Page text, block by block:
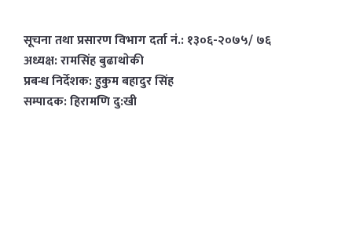
सूचना तथा प्रसारण विभाग दर्ता नं.: १३०६-२०७५/ ७६
अध्यक्ष: रामसिंह बुढाथाेकी
प्रबन्ध निर्देशक: हुकुम बहादुर सिंह
सम्पादक: हिरामणि दु:खी